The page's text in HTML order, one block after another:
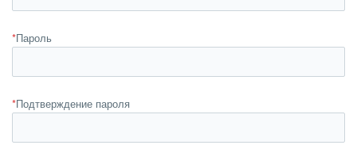
*Пароль
*Подтверждение пароля